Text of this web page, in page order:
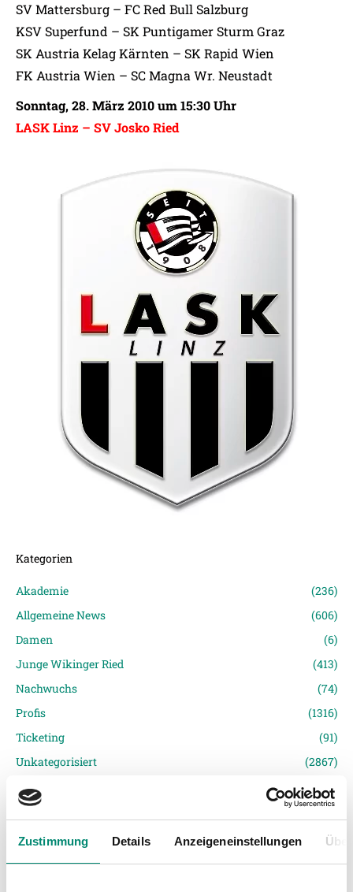
Zustimmung Details Anzeigeneinstellungen
SV Mattersburg – FC Red Bull Salzburg
KSV Superfund – SK Puntigamer Sturm Graz
SK Austria Kelag Kärnten – SK Rapid Wien
FK Austria Wien – SC Magna Wr. Neustadt
Sonntag, 28. März 2010 um 15:30 Uhr
LASK Linz – SV Josko Ried
Kategorien
Akademie
(236)
Allgemeine News
(606)
Damen
(6)
Junge Wikinger Ried
(413)
Nachwuchs
(74)
Profis
(1316)
Ticketing
(91)
Unkategorisiert
(2867)